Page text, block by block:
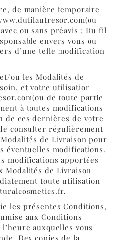
de manière temporaire
ou sans préavis ; Du fil
envers vous ou
d’une telle modification
ou les Modalités de
et votre utilisation
de toute partie
à toutes modifications
de ces dernières de votre
consulter régulièrement
de Livraison pour
éventuelles modifications.
modifications apportées
Modalités de Livraison
toute utilisation
les présentes Conditions,
aux Conditions
auxquelles vous
Des copies de la